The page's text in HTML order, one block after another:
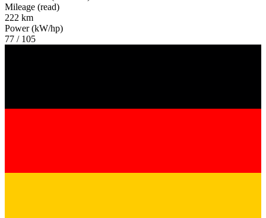
Mileage (read)
222 km
Power (kW/hp)
77 / 105